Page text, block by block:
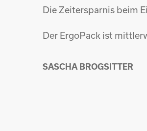
Die Zeitersparnis beim
Der ErgoPack ist
SASCHA BROGSITTER